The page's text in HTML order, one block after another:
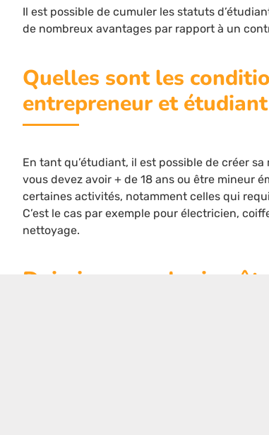
Il est possible de cumuler les statuts
de nombreux avantages par rapport à un
Quelles sont les
entrepreneur et
En tant qu’étudiant, il est possible de créer
vous devez avoir + de 18 ans ou être mineur
certaines activités, notamment celles qui
C’est le cas par exemple pour électricien,
nettoyage.
Dois-je payer des